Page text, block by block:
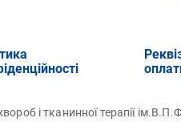
і тканинної терапії